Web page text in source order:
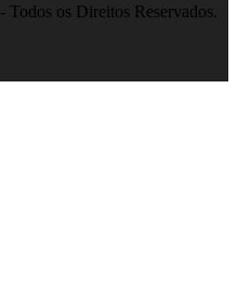
- Todos os Direitos Reservados.